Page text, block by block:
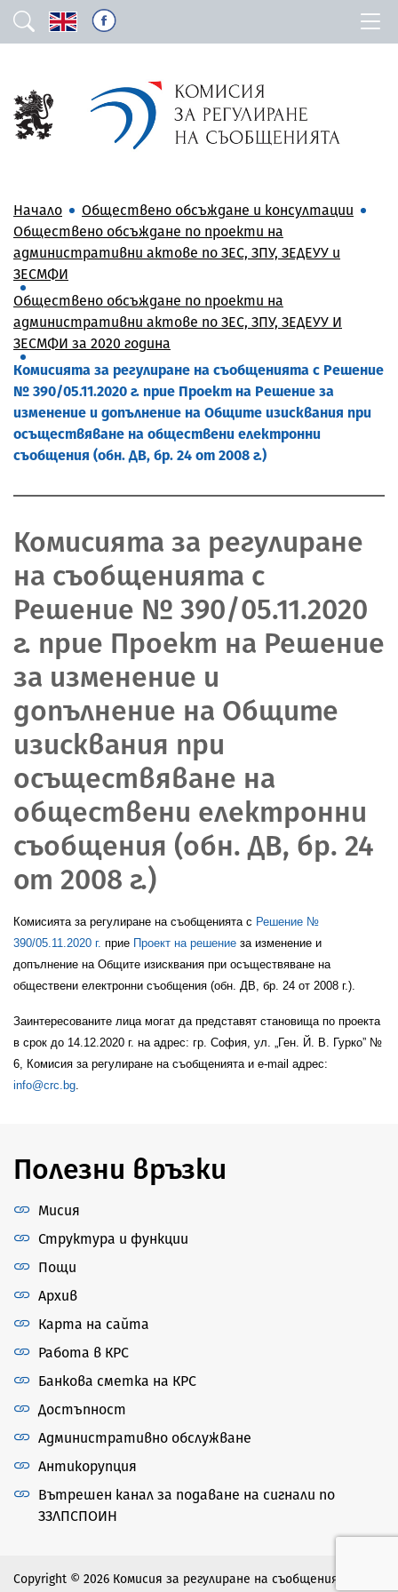
Начало
Обществено обсъждане и консултации
Обществено обсъждане по проекти на
административни актове по ЗЕС, ЗПУ, ЗЕДЕУУ и
ЗЕСМФИ
Обществено обсъждане по проекти на
административни актове по ЗЕС, ЗПУ, ЗЕДЕУУ И
ЗЕСМФИ за 2020 година
Комисията за регулиране на съобщенията с Решение
№ 390/05.11.2020 г. прие Проект на Решение за
изменение и допълнение на Общите изисквания при
осъществяване на обществени електронни
съобщения (обн. ДВ, бр. 24 от 2008 г.)
Комисията за регулиране
на съобщенията с
Решение № 390/05.11.2020
г. прие Проект на Решение
за изменение и
допълнение на Общите
изисквания при
осъществяване на
обществени електронни
съобщения (обн. ДВ, бр. 24
от 2008 г.)
Комисията за регулиране на съобщенията с Решение №
390/05.11.2020 г. прие Проект на решение за изменение и
допълнение на Общите изисквания при осъществяване на
обществени електронни съобщения (обн. ДВ, бр. 24 от 2008 г.).
Заинтересованите лица могат да представят становища по проекта
в срок до 14.12.2020 г. на адрес: гр. София, ул. „Ген. Й. В. Гурко” №
6, Комисия за регулиране на съобщенията и e-mail адрес:
info@crc.bg
Полезни връзки
Мисия
Структура и функции
Пощи
Архив
Карта на сайта
Работа в КРС
Банкова сметка на КРС
Достъпност
Административно обслужване
Антикорупция
Вътрешен канал за подаване на сигнали по
ЗЗЛПСПОИН
Copyright © 2026 Комисия за регулиране на съобщенията